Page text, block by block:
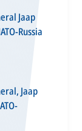
Jaap
Russia
Jaap